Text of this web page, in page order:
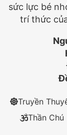
sức lực bé
trí thức
Truyền
Thần Chú